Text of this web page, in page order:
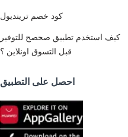
كود خصم ترينديول
كيف استخدم تطبيق صحصح للتوفير
قبل التسوق اونلاين ؟
احصل على التطبيق